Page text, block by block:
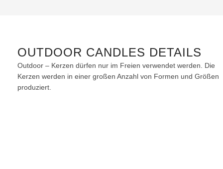
OUTDOOR CANDLES DETAILS
Outdoor – Kerzen dürfen nur im Freien verwendet werden. Die
Kerzen werden in einer großen Anzahl von Formen und Größen
produziert.